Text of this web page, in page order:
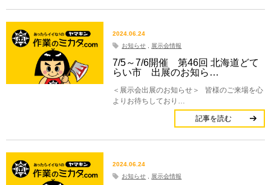
2024.06.24
お知らせ
展示会情報
7/5～7/6開催 第46回 北海道どて
らい市 出展のお知ら…
＜展示会出展のお知らせ＞ 皆様のご来場を心
よりお待ちしており…
記事を読む
2024.06.24
お知らせ
展示会情報